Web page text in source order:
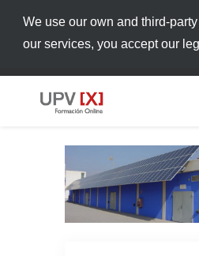
We use our own and third-
our services, you accept our